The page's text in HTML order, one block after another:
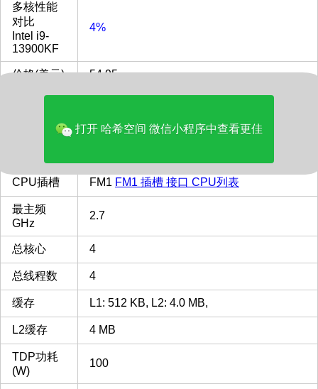
多核性能
对比
Intel i9-
13900KF
4%
价格(美元) 54.95
多核评分 2198
CPU插槽 FM1 FM1 插槽 接口 CPU列表
最主频
GHz
2.7
总核心 4
总线程数 4
缓存 L1: 512 KB, L2: 4.0 MB,
L2缓存 4 MB
TDP功耗
(W)
100
打开 哈希空间 微信小程序中查看更佳